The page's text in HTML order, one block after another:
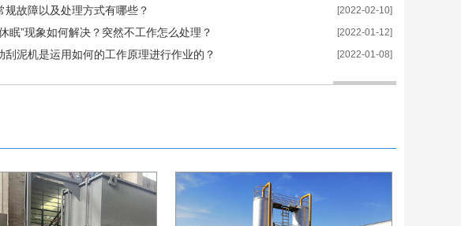
规故障以及处理方式有哪些？
[2022-02-10]
眠”现象如何解决？突然不工作怎么处理？ [2022-01-12]
刮泥机是运用如何的工作原理进行作业的？ [2022-01-08]